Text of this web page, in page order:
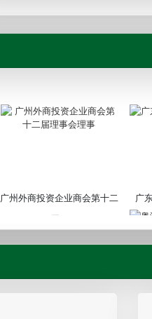
广州外商投资企业商会第十二
届...
广